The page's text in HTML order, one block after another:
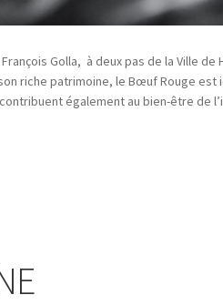
Golla, à deux pas de la Ville
riche patrimoine, le Bœuf Rouge
également au bien-être de